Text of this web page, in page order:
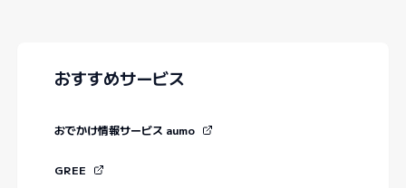
おすすめサービス
おでかけ情報サービス aumo
GREE